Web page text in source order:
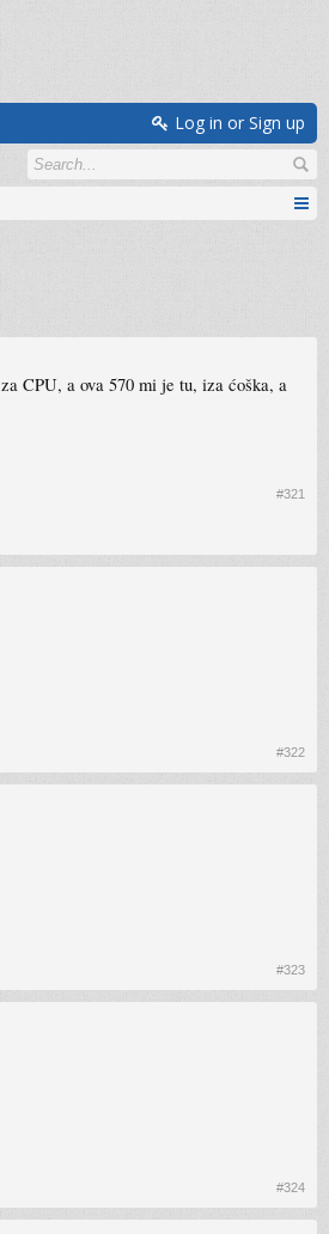
Log in or Sign up
CPU, a ova 570 mi je tu, iza ćoška, a
#321
#322
#323
#324